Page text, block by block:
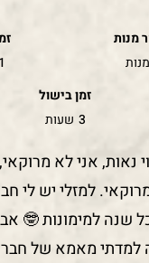
מנות
מנות
1
זמן בישול
3 שעות
נאות, אני לא
מרוקאי. למזלי יש
שנה למימונות 🤓
למדתי מאמא של חבר